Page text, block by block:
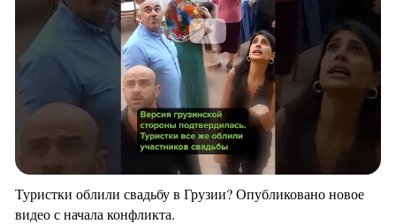
Туристки облили свадьбу в Грузии? Опубликовано новое
видео с начала конфликта.